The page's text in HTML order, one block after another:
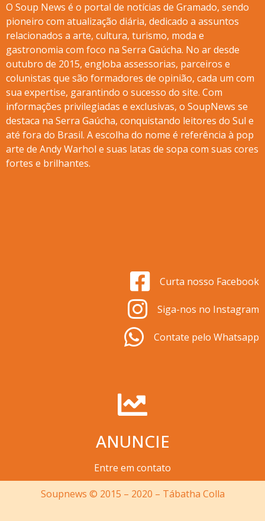
O Soup News é o portal de notícias de Gramado, sendo
pioneiro com atualização diária, dedicado a assuntos
relacionados a arte, cultura, turismo, moda e
gastronomia com foco na Serra Gaúcha. No ar desde
outubro de 2015, engloba assessorias, parceiros e
colunistas que são formadores de opinião, cada um com
sua expertise, garantindo o sucesso do site. Com
informações privilegiadas e exclusivas, o SoupNews se
destaca na Serra Gaúcha, conquistando leitores do Sul e
até fora do Brasil. A escolha do nome é referência à pop
arte de Andy Warhol e suas latas de sopa com suas cores
fortes e brilhantes.
Curta nosso Facebook
Siga-nos no Instagram
Contate pelo Whatsapp
ANUNCIE
Entre em contato
Soupnews © 2015 – 2020 – Tábatha Colla